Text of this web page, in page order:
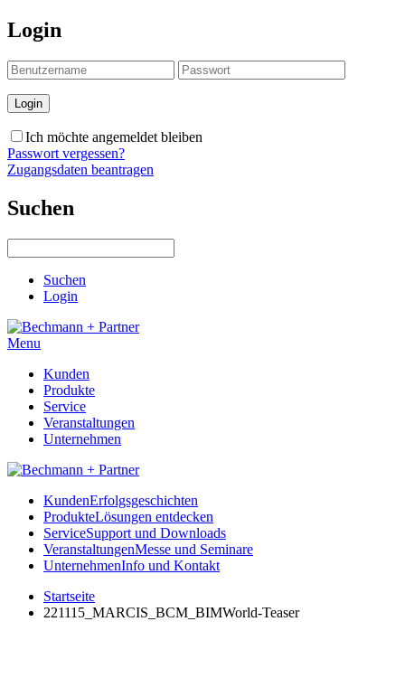
Login
Ich möchte angemeldet bleiben
Passwort vergessen?
Zugangsdaten beantragen
Suchen
Suchen
Login
Menu
Kunden
Produkte
Service
Veranstaltungen
Unternehmen
KundenErfolgsgeschichten
ProdukteLösungen entdecken
ServiceSupport und Downloads
VeranstaltungenMesse und Seminare
UnternehmenInfo und Kontakt
Startseite
221115_MARCIS_BCM_BIMWorld-Teaser